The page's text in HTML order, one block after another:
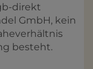
direkt
GmbH, kein
besteht.